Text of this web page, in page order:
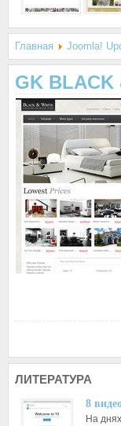
Главная Joomla!
GK BLACK
ЛИТЕРАТУРА
8
На